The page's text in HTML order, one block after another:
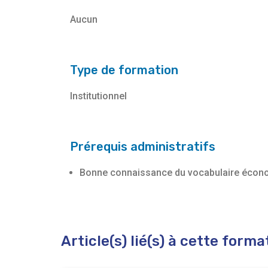
Aucun
Type de formation
Institutionnel
Prérequis administratifs
Bonne connaissance du vocabulaire
Article(s) lié(s) à cette